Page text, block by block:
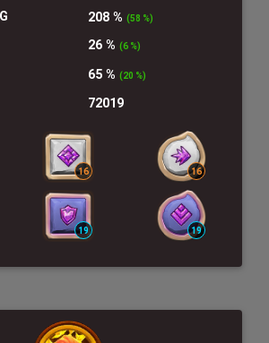
208 % (58 %)
26 % (6 %)
65 % (20 %)
72019